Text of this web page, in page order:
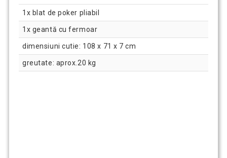
1x blat de poker pliabil
1x geantă cu fermoar
dimensiuni cutie: 108 x 71 x 7 cm
greutate: aprox.20 kg